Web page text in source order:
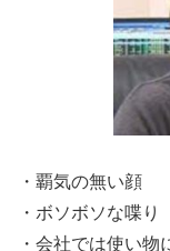
・覇気の無い顔
・ボソボソな喋り
・会社では使い物